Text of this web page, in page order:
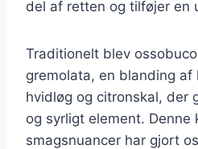
del af retten og tilføjer en
Traditionelt blev
gremolata, en blanding af
hvidløg og citronskal, der
og syrligt element. Denne
smagsnuancer har gjort